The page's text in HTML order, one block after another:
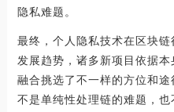
隐私难题。
最终，个人隐私技术在区块
发展趋势，诸多新项目依据
融合挑选了不一样的方位和
不是单纯性处理链的难题，